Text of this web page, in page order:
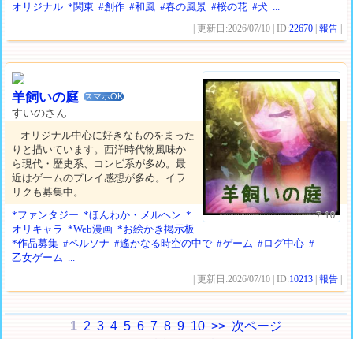
オリジナル *関東 #創作 #和風 #春の風景 #桜の花 #犬 ...
| 更新日:2026/07/10 | ID:22670 |報告
7.10
羊飼いの庭 スマホOK
すいのさん
オリジナル中心に好きなものをまった
りと描いています。西洋時代物風味か
ら現代・歴史系、コンビ系が多め。最
近はゲームのプレイ感想が多め。イラ
リクも募集中。
*ファンタジー *ほんわか・メルヘン *
オリキャラ *Web漫画 *お絵かき掲示板
*作品募集 #ペルソナ #遙かなる時空の中で #ゲーム #ログ中心 #
乙女ゲーム ...
| 更新日:2026/07/10 | ID:10213 |報告
1 2 3 4 5 6 7 8 9 10 >> 次ページ